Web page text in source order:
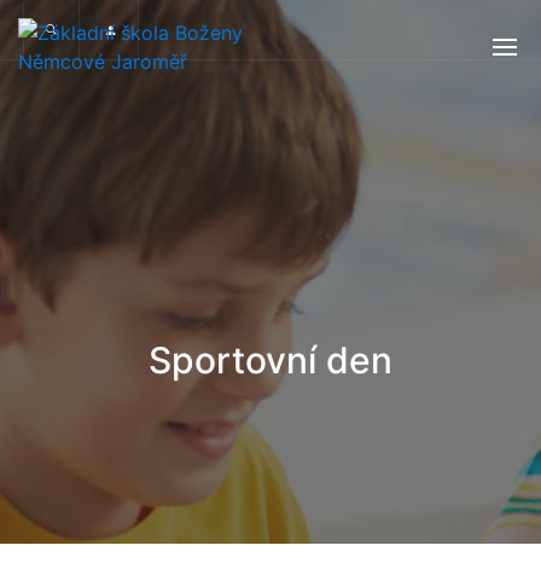
Sportovní den